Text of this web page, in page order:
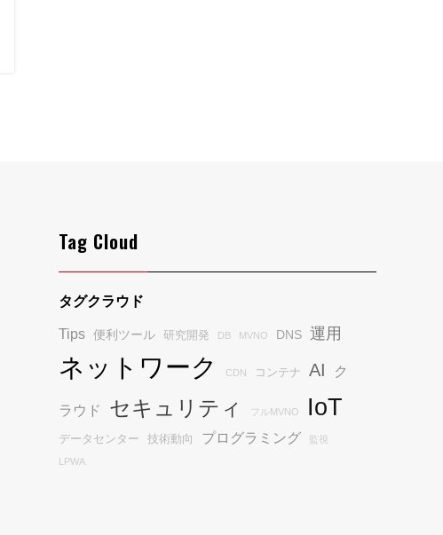
Tag Cloud
タグクラウド
Tips 便利ツール 研究開発 DB MVNO DNS 運用
ネットワーク CDN コンテナ AI ク
ラウド セキュリティ フルMVNO IoT
データセンター 技術動向 プログラミング 監視
LPWA